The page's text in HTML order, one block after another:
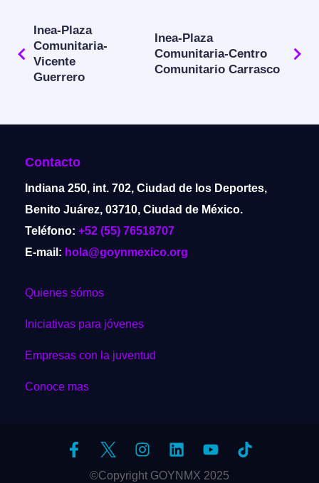
Inea-Plaza
Comunitaria-
Vicente
Guerrero
Inea-Plaza
Comunitaria-Centro
Comunitario Carrasco
Contacto
Indiana 250, int. 702, Ciudad de los Deportes,
Benito Juárez, 03710, Ciudad de México.
Teléfono: +52 (55) 76518707
E-mail: hola@goynmexico.org
Quienes sómos
Iniciativas para jóvenes
Empresas con la juventud
Conoce mas
©Copyright GOYNMX 2025